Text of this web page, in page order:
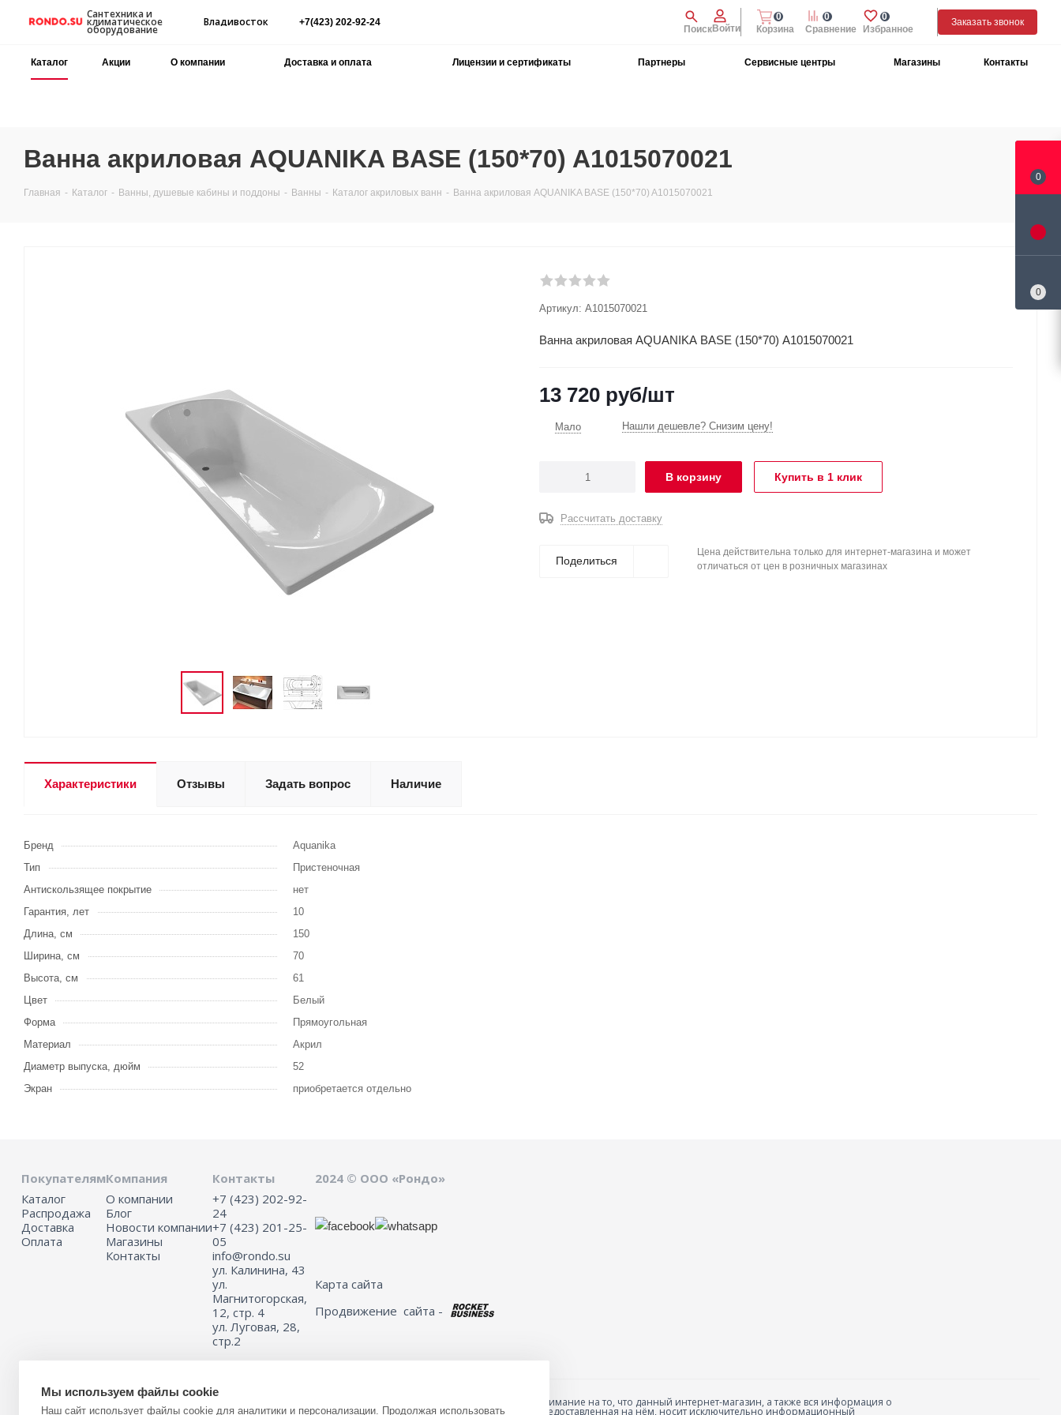
Сантехника и
климатическое
оборудование
Владивосток +7(423) 202-92-24
ПоискВойти Избранное
0
Сравнение
0
Корзина
0
Заказать звонок
Каталог Акции О компании Доставка и оплата Лицензии и сертификаты Партнеры Сервисные центры Магазины Контакты
Ванна акриловая AQUANIKA BASE (150*70) A1015070021
Главная - Каталог - Ванны, душевые кабины и поддоны - Ванны - Каталог акриловых ванн - Ванна акриловая AQUANIKA BASE (150*70) A1015070021
Артикул: A1015070021
Ванна акриловая AQUANIKA BASE (150*70) A1015070021
13 720 руб/шт
Мало Нашли дешевле? Снизим цену!
В корзину Купить в 1 клик
Рассчитать доставку
Поделиться
Цена действительна только для интернет-магазина и может
отличаться от цен в розничных магазинах
Характеристики Отзывы Задать вопрос Наличие
Бренд
Aquanika
Тип
Пристеночная
Антискользящее покрытие
нет
Гарантия, лет
10
Длина, см
150
Ширина, см
70
Высота, см
61
Цвет
Белый
Форма
Прямоугольная
Материал
Акрил
Диаметр выпуска, дюйм
52
Экран
приобретается отдельно
Покупателям
Каталог
Распродажа
Доставка
Оплата
Компания
О компании
Блог
Новости компании
Магазины
Контакты
Контакты
+7 (423) 202-92-
24
+7 (423) 201-25-
05
info@rondo.su
ул. Калинина, 43
ул.
Магнитогорская,
12, стр. 4
ул. Луговая, 28,
стр.2
2024 © ООО «Рондо»
Карта сайта
Продвижение сайта -
Информация на сайте не является публичной офертой.
Обращаем ваше внимание на то, что данный интернет-магазин, а также вся информация о
товарах и ценах, предоставленная на нём, носит исключительно информационный
Мы используем файлы cookie
Наш сайт использует файлы cookie для аналитики и персонализации. Продолжая использовать
0
0